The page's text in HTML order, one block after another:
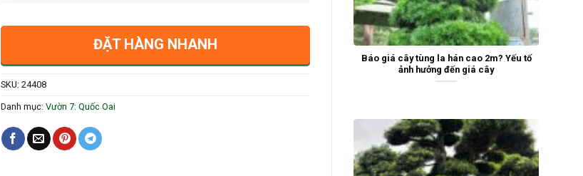
Báo giá cây tùng la hán cao 2m? Yếu tố
ảnh hưởng đến giá cây
ĐẶT HÀNG NHANH
SKU: 24408
Danh mục: Vườn 7: Quốc Oai